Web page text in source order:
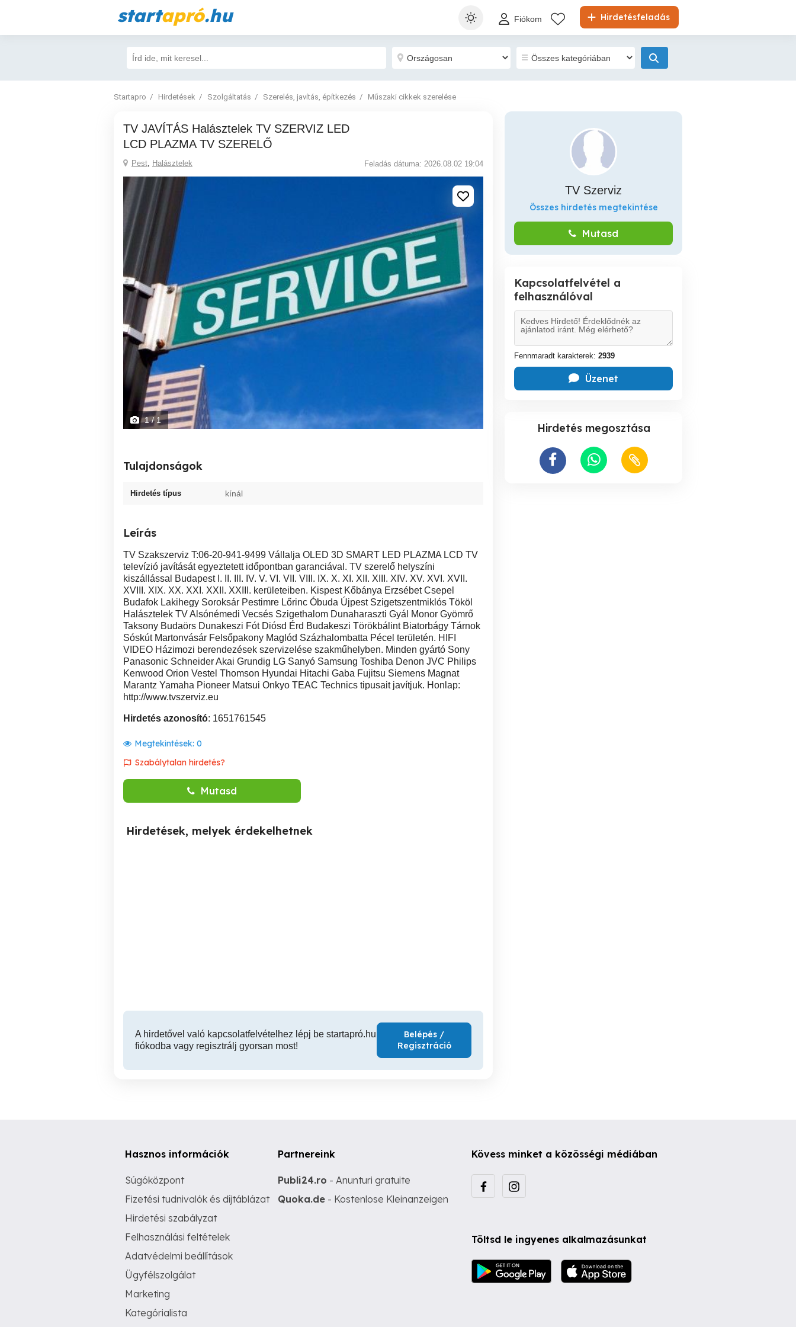
startapró.hu Hirdetésfeladás
Fiókom
Startapro Hirdetések Szolgáltatás Szerelés, javítás, építkezés Műszaki cikkek szerelése
TV JAVÍTÁS Halásztelek TV SZERVIZ LED
LCD PLAZMA TV SZERELŐ
Pest, Halásztelek Feladás dátuma: 2026.08.02 19:04
1/ 1
Tulajdonságok
Hirdetés típus kínál
Leírás
TV Szakszerviz T:06-20-941-9499 Vállalja OLED 3D SMART LED PLAZMA LCD TV
televízió javítását egyeztetett időpontban garanciával. TV szerelő helyszíni
kiszállással Budapest I. II. III. IV. V. VI. VII. VIII. IX. X. XI. XII. XIII. XIV. XV. XVI. XVII.
XVIII. XIX. XX. XXI. XXII. XXIII. kerületeiben. Kispest Kőbánya Erzsébet Csepel
Budafok Lakihegy Soroksár Pestimre Lőrinc Óbuda Újpest Szigetszentmiklós Tököl
Halásztelek TV Alsónémedi Vecsés Szigethalom Dunaharaszti Gyál Monor Gyömrő
Taksony Budaörs Dunakeszi Fót Diósd Érd Budakeszi Törökbálint Biatorbágy Tárnok
Sóskút Martonvásár Felsőpakony Maglód Százhalombatta Pécel területén. HIFI
VIDEO Házimozi berendezések szervizelése szakműhelyben. Minden gyártó Sony
Panasonic Schneider Akai Grundig LG Sanyó Samsung Toshiba Denon JVC Philips
Kenwood Orion Vestel Thomson Hyundai Hitachi Gaba Fujitsu Siemens Magnat
Marantz Yamaha Pioneer Matsui Onkyo TEAC Technics tipusait javítjuk. Honlap:
http://www.tvszerviz.eu
Hirdetés azonosító: 1651761545
Megtekintések: 0
Szabálytalan hirdetés?
Mutasd
Hirdetések, melyek érdekelhetnek
A hirdetővel való kapcsolatfelvételhez lépj be startapró.hu
fiókodba vagy regisztrálj gyorsan most!
Belépés /
Regisztráció
TV Szerviz
Összes hirdetés megtekintése
Mutasd
Kapcsolatfelvétel a
felhasználóval
Fennmaradt karakterek: 2939
Üzenet
Hirdetés megosztása
Hasznos információk
Súgóközpont
Fizetési tudnivalók és díjtáblázat
Hirdetési szabályzat
Felhasználási feltételek
Adatvédelmi beállítások
Ügyfélszolgálat
Marketing
Kategórialista
Partnereink
Publi24.ro - Anunturi gratuite
Quoka.de - Kostenlose Kleinanzeigen
Kövess minket a közösségi médiában
Töltsd le ingyenes alkalmazásunkat